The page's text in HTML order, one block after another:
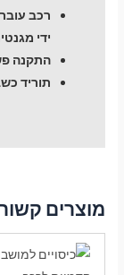
רכב
ידי
התקנה
תוריד
מוצרים